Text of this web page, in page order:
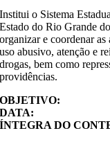
Institui o Sistema
Estado do Rio Grande
organizar e coordenar
uso abusivo, atenção e
drogas, bem como
providências.
OBJETIVO:
DATA:
ÍNTEGRA DO